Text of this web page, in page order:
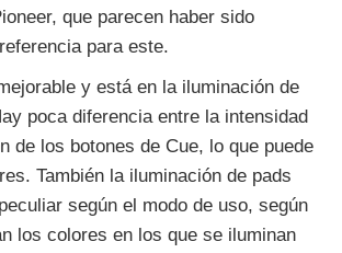
que parecen haber sido
para este.
y está en la iluminación de
poca diferencia entre la intensidad
de los botones de Cue, lo que puede
También la iluminación de pads
según el modo de uso, según
los colores en los que se iluminan